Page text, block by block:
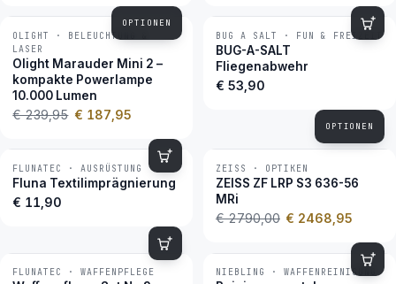
OPTIONEN
−22 %
OLIGHT · BELEUCHTUNG &
LASER
Olight Marauder Mini 2 –
kompakte Powerlampe
10.000 Lumen
€ 239,95 € 187,95
BESTSELLER
BUG A SALT · FUN & FREIZEIT
BUG-A-SALT
Fliegenabwehr
€ 53,90
OPTIONEN
BESTSELLER
FLUNATEC · AUSRÜSTUNG
Fluna Textilimprägnierung
€ 11,90
−12 %
ZEISS · OPTIKEN
ZEISS ZF LRP S3 636-56
MRi
€ 2790,00 € 2468,95
BESTSELLER
FLUNATEC · WAFFENPFLEGE BESTSELLER
NIEBLING · WAFFENREINIGUNG